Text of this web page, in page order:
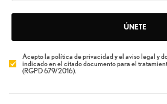
ÚNETE
Acepto la política de privacidad y el aviso legal y
indicado en el citado documento para el
(RGPD 679/2016).